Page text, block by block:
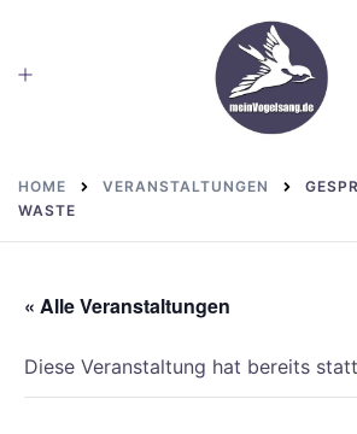
content
Toggle
HOME VERANSTALTUNGEN
WASTE
« Alle Veranstaltungen
Diese Veranstaltung hat bereits